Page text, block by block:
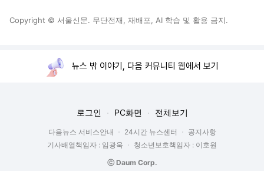
Copyright © 서울신문. 무단전재, 재배포, AI 학습 및 활용 금지.
뉴스 밖 이야기, 다음 커뮤니티 웹에서 보기
로그인 PC화면 전체보기
다음뉴스 서비스안내 24시간 뉴스센터
공지사항
기사배열책임자 : 임광욱
청소년보호책임자 : 이호원
ⓒ Daum Corp.